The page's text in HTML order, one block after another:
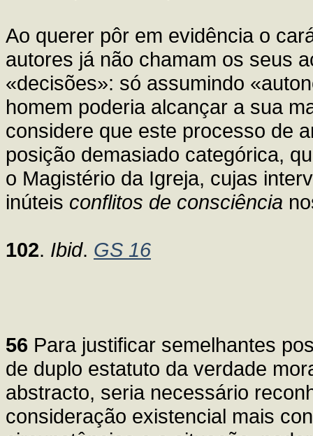
Ao querer pôr em evidência o
autores já não chamam os seus
«decisões»: só assumindo
homem poderia alcançar a sua
considere que este processo de
posição demasiado categórica,
o Magistério da Igreja, cujas
inúteis conflitos de consciência
102. Ibid. GS 16
56 Para justificar semelhantes
de duplo estatuto da verdade
abstracto, seria necessário
consideração existencial mais